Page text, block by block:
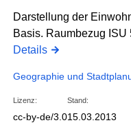
Darstellung der
Basis. Raumbezug ISU
Details
Geographie und
Lizenz:
cc-by-de/3.0
Stand:
15.03.2013